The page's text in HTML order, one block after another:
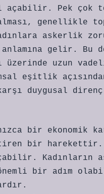
Pek çok
genellikle
askerlik
gelir. Bu
üzerinde uzun
eşitlik
duygusal
bir ekonomik
bir harekettir.
Kadınların
bir adım